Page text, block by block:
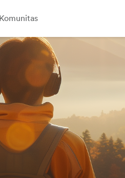
Komunitas